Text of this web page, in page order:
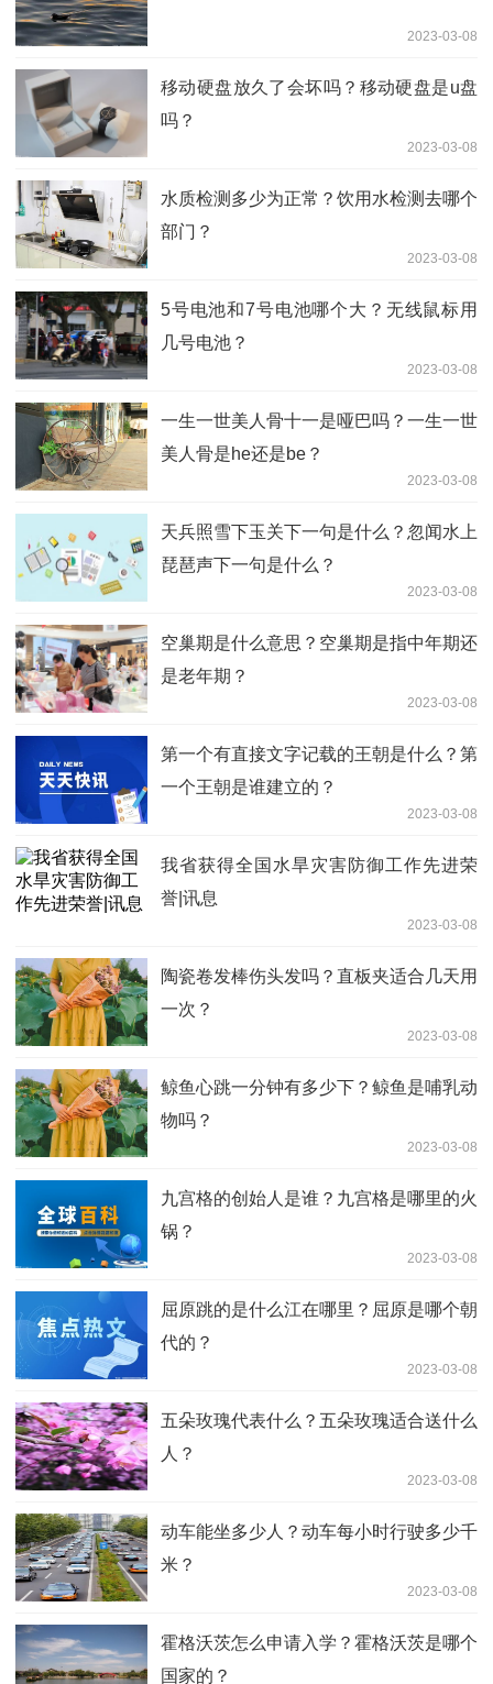
2023-03-08
移动硬盘放久了会坏吗？移动硬盘是u盘
吗？
2023-03-08
水质检测多少为正常？饮用水检测去哪个
部门？
2023-03-08
5号电池和7号电池哪个大？无线鼠标用
几号电池？
2023-03-08
一生一世美人骨十一是哑巴吗？一生一世
美人骨是he还是be？
2023-03-08
天兵照雪下玉关下一句是什么？忽闻水上
琵琶声下一句是什么？
2023-03-08
空巢期是什么意思？空巢期是指中年期还
是老年期？
2023-03-08
第一个有直接文字记载的王朝是什么？第
一个王朝是谁建立的？
2023-03-08
我省获得全国水旱灾害防御工作先进荣
誉|讯息
2023-03-08
陶瓷卷发棒伤头发吗？直板夹适合几天用
一次？
2023-03-08
鲸鱼心跳一分钟有多少下？鲸鱼是哺乳动
物吗？
2023-03-08
九宫格的创始人是谁？九宫格是哪里的火
锅？
2023-03-08
屈原跳的是什么江在哪里？屈原是哪个朝
代的？
2023-03-08
五朵玫瑰代表什么？五朵玫瑰适合送什么
人？
2023-03-08
动车能坐多少人？动车每小时行驶多少千
米？
2023-03-08
霍格沃茨怎么申请入学？霍格沃茨是哪个
国家的？